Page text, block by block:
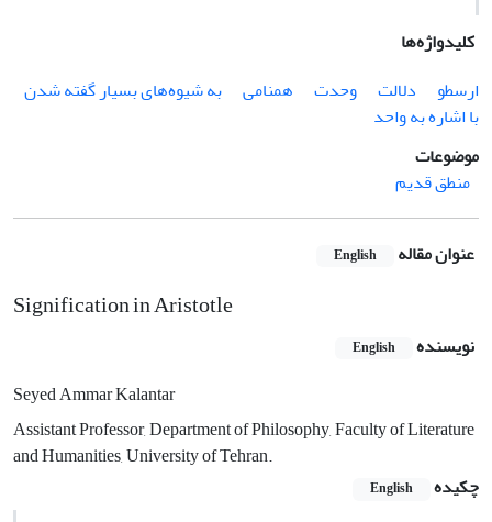
کلیدواژه‌ها
ارسطو
دلالت وحدت همنامی
به شیوه‌های بسیار گفته شدن
با اشاره به واحد
موضوعات
منطق قدیم
عنوان مقاله English
Signification in Aristotle
نویسنده English
Seyed Ammar Kalantar
Assistant Professor, Department of Philosophy, Faculty of Literature
and Humanities, University of Tehran.
چکیده
English